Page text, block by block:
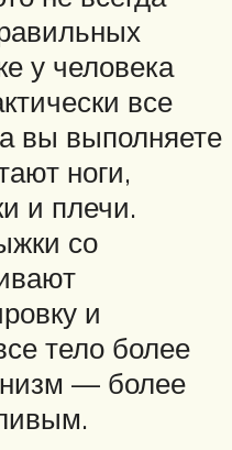
у человека
все
вы выполняете
ноги,
и плечи.
со
и
тело более
— более